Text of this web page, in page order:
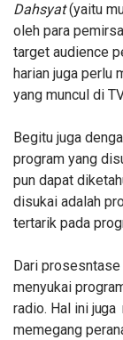
Dahsyat(yaitu
oleh para
target audience
harian juga perlu
yang muncul di
Begitu juga
program yang
pun dapat
disukai adalah
tertarik pada
Dari
menyukai
radio. Hal ini juga
memegang